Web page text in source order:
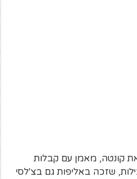
את קונטה, מאמן עם קבלות
שזכה באליפות גם בצ'לסי